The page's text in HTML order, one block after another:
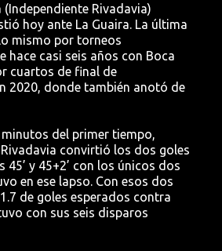
(Independiente Rivadavia)
hoy ante La Guaira. La última
mismo por torneos
hace casi seis años con Boca
cuartos de final de
2020, donde también anotó de
del primer tiempo,
convirtió los dos goles
45’ y 45+2’ con los únicos dos
en ese lapso. Con esos dos
de goles esperados contra
con sus seis disparos